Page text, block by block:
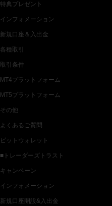
特典プレゼント
インフォメーション
新規口座＆入出金
各種取引
取引条件
MT4プラットフォーム
MT5プラットフォーム
その他
よくあるご質問
ビットウォレット
■トレーダーズトラスト
キャンペーン
インフォメーション
新規口座開設&入出金